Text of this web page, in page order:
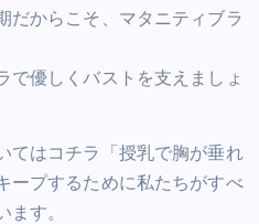
だからこそ、マタニティブラ
で優しくバストを支えましょ
てはコチラ「授乳で胸が垂れ
ープするために私たちがすべ
ます。